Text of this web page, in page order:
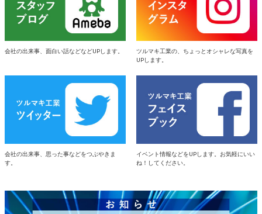
会社の出来事、面白い話などなどUPします。
ツルマキ工業の、ちょっとオシャレな写真を
UPします。
会社の出来事、思った事などをつぶやきま
す。
イベント情報などをUPします。お気軽にいい
ね！してください。